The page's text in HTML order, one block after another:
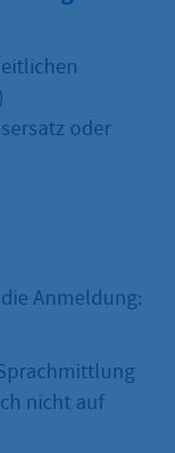
oder
Anmeldung:
nicht auf